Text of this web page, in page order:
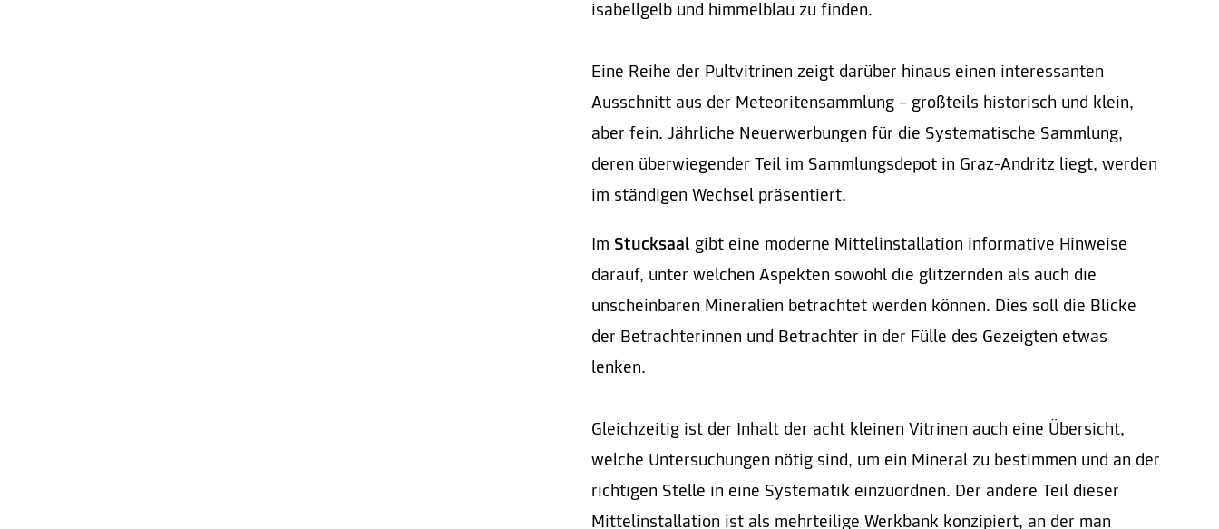
isabellgelb und himmelblau zu finden.
Eine Reihe der Pultvitrinen zeigt darüber hinaus einen interessanten
Ausschnitt aus der Meteoritensammlung – großteils historisch und klein,
aber fein. Jährliche Neuerwerbungen für die Systematische Sammlung,
deren überwiegender Teil im Sammlungsdepot in Graz-Andritz liegt, werden
im ständigen Wechsel präsentiert.
Im Stucksaal gibt eine moderne Mittelinstallation informative Hinweise
darauf, unter welchen Aspekten sowohl die glitzernden als auch die
unscheinbaren Mineralien betrachtet werden können. Dies soll die Blicke
der Betrachterinnen und Betrachter in der Fülle des Gezeigten etwas
lenken.
Gleichzeitig ist der Inhalt der acht kleinen Vitrinen auch eine Übersicht,
welche Untersuchungen nötig sind, um ein Mineral zu bestimmen und an der
richtigen Stelle in eine Systematik einzuordnen. Der andere Teil dieser
Mittelinstallation ist als mehrteilige Werkbank konzipiert, an der man